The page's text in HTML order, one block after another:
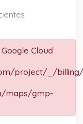
Cloud
project/_/
maps/gmp-